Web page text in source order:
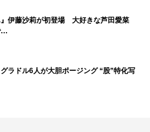
』伊藤沙莉が初登場 大好きな芦田愛菜
…
ラドル6人が大胆ポージング “股”特化写